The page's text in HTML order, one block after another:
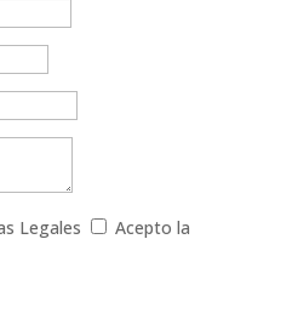
Legales
Acepto la